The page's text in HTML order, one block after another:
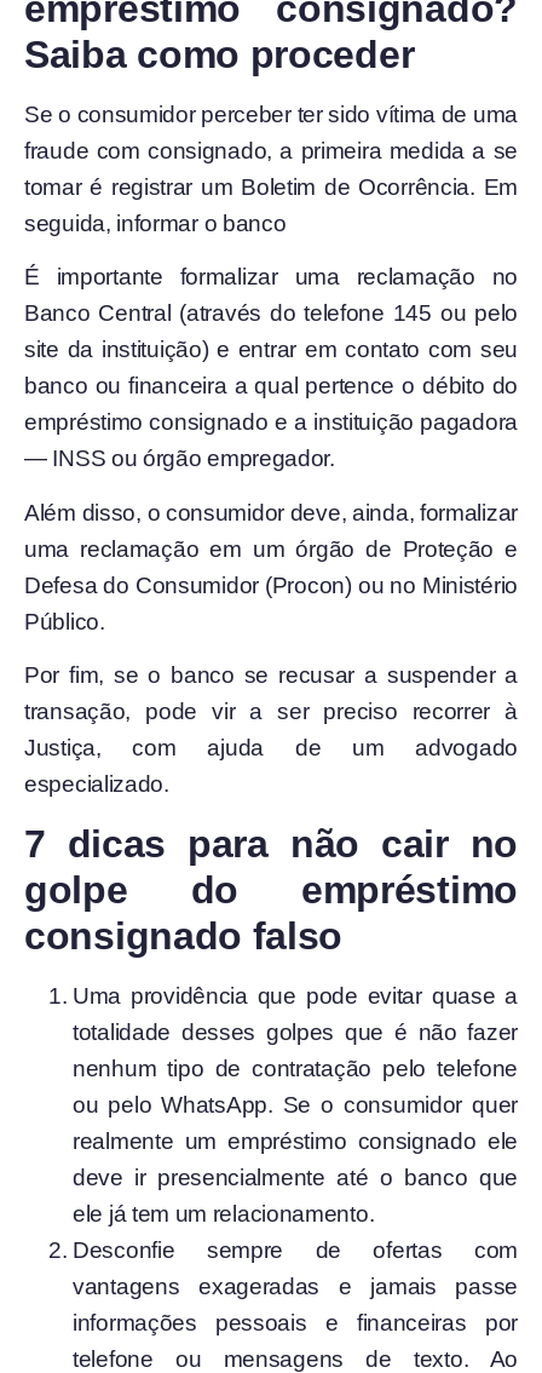
Saiba como proceder
Se o consumidor perceber ter sido vítima de uma
fraude com consignado, a primeira medida a se
tomar é registrar um Boletim de Ocorrência. Em
seguida, informar o banco
É importante formalizar uma reclamação no
Banco Central (através do telefone 145 ou pelo
site da instituição) e entrar em contato com seu
banco ou financeira a qual pertence o débito do
empréstimo consignado e a instituição pagadora
— INSS ou órgão empregador.
Além disso, o consumidor deve, ainda, formalizar
uma reclamação em um órgão de Proteção e
Defesa do Consumidor (Procon) ou no Ministério
Público.
Por fim, se o banco se recusar a suspender a
transação, pode vir a ser preciso recorrer à
Justiça, com ajuda de um advogado
especializado.
7 dicas para não cair no
golpe do empréstimo
consignado falso
Uma providência que pode evitar quase a
totalidade desses golpes que é não fazer
nenhum tipo de contratação pelo telefone
ou pelo WhatsApp. Se o consumidor quer
realmente um empréstimo consignado ele
deve ir presencialmente até o banco que
ele já tem um relacionamento.
Desconfie sempre de ofertas com
vantagens exageradas e jamais passe
informações pessoais e financeiras por
telefone ou mensagens de texto. Ao